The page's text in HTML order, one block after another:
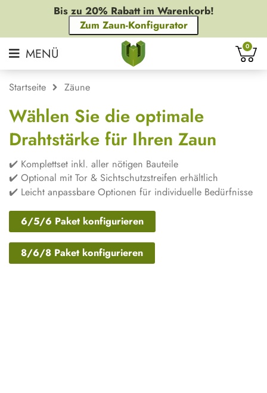
Bis zu 20% Rabatt im Warenkorb!
Zum Zaun-Konfigurator
0
Startseite Zäune
Wählen Sie die optimale
Drahtstärke für Ihren Zaun
✔️ Komplettset inkl. aller nötigen Bauteile
✔️ Optional mit Tor & Sichtschutzstreifen erhältlich
✔️ Leicht anpassbare Optionen für individuelle Bedürfnisse
6/5/6 Paket konfigurieren
8/6/8 Paket konfigurieren